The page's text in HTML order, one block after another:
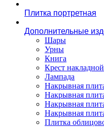
Плитка портретная
Дополнительные
Шары
Урны
Книга
Крест накладной
Лампада
Накрывная
Накрывная
Накрывная
Накрывная
Плитка